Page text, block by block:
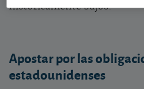
históricamente bajos.
Apostar por las
estadounidenses